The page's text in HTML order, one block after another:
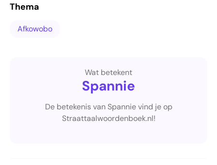
Thema
Afkowobo
Wat betekent
Spannie
De betekenis van Spannie vind je op
Straattaalwoordenboek.nl!